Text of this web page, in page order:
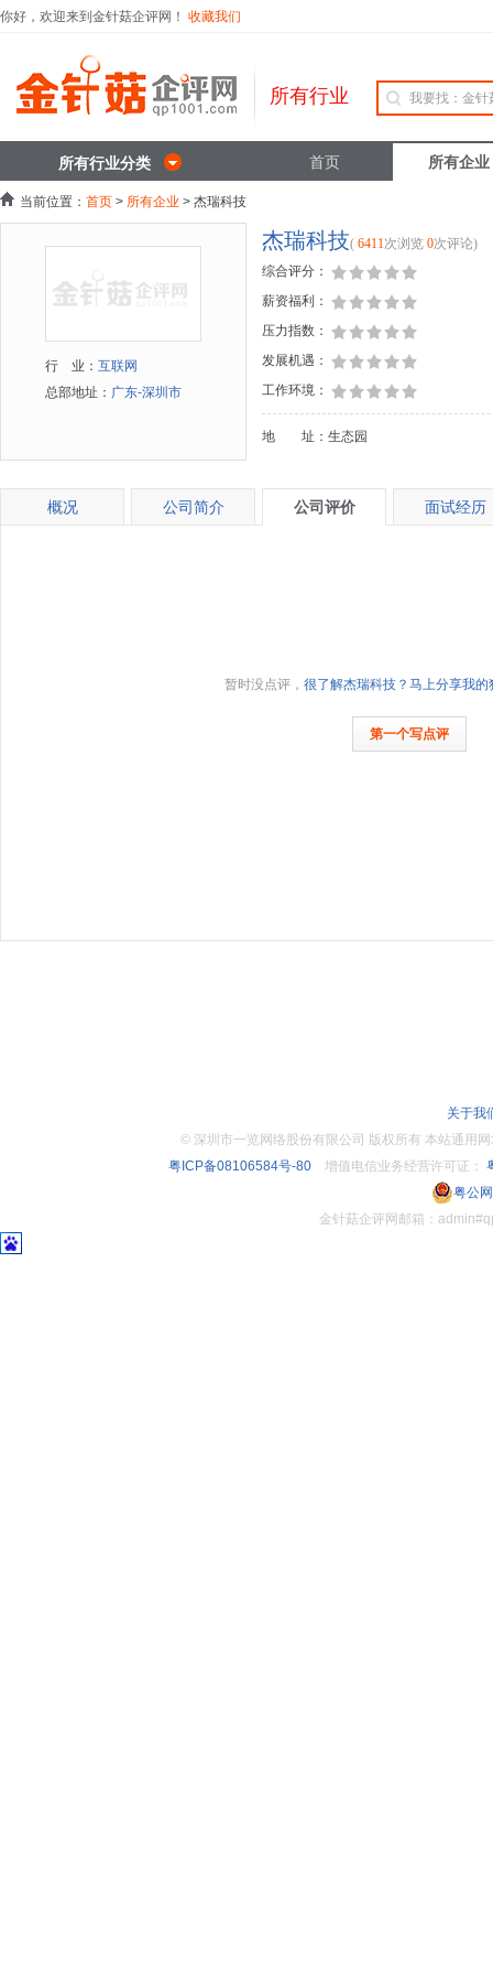
你好，欢迎来到金针菇企评网！ 收藏我们
所有行业
所有行业分类 首页 所有企业
当前位置： 首页 > 所有企业 > 杰瑞科技
行 业： 互联网
总部地址： 广东-深圳市
杰瑞科技( 6411次浏览 0次评论)
综合评分：
薪资福利：
压力指数：
发展机遇：
工作环境：
地 址：生态园
概况 公司简介 公司评价 面试经历
暂时没点评， 很了解杰瑞科技？马上分享我
第一个写点评
关于我
© 深圳市一览网络股份有限公司 版权所有 本站通
粤ICP备08106584号-80增值电信业务经营许可证：
粤公
金针菇企评网邮箱：